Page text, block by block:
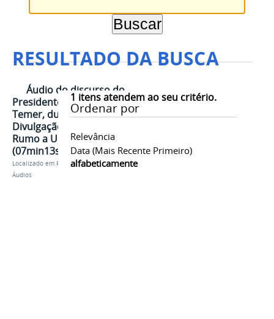
RESULTADO DA BUSCA
1 itens atendem ao seu critério.
Ordenar por
Relevância
Data (mais Recente Primeiro)
alfabeticamente
Áudio do discurso do
Presidente da República, Michel
Temer, durante a Cerimônia de
Divulgação do Governo Digital:
Rumo a Um Brasil Eficiente
(07min13s)
Localizado em Presidência /…/Michel Temer
Áudios